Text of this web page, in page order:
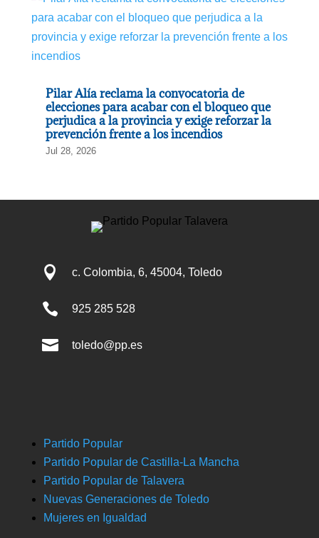
Pilar Alía reclama la convocatoria de
elecciones para acabar con el bloqueo que
perjudica a la provincia y exige reforzar la
prevención frente a los incendios
Jul 28, 2026
 c. Colombia, 6, 45004, Toledo
 925 285 528
 toledo@pp.es
Partido Popular
Partido Popular de Castilla-La Mancha
Partido Popular de Talavera
Nuevas Generaciones de Toledo
Mujeres en Igualdad